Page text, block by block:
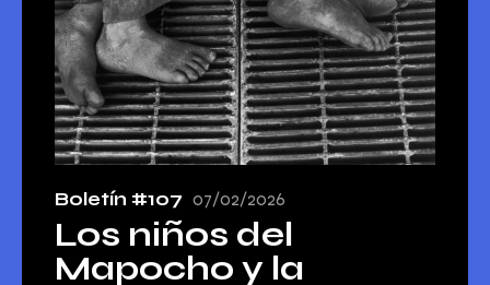
Boletín #107 07/02/2026
Los niños del
Mapocho y la